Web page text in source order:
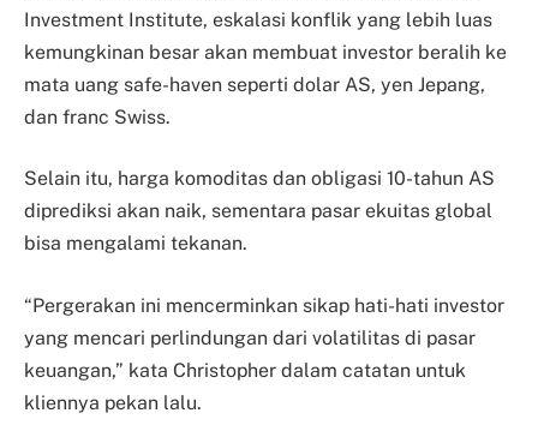
Investment Institute, eskalasi konflik yang lebih luas
kemungkinan besar akan membuat investor beralih ke
mata uang safe-haven seperti dolar AS, yen Jepang,
dan franc Swiss.
Selain itu, harga komoditas dan obligasi 10-tahun AS
diprediksi akan naik, sementara pasar ekuitas global
bisa mengalami tekanan.
“Pergerakan ini mencerminkan sikap hati-hati investor
yang mencari perlindungan dari volatilitas di pasar
keuangan,” kata Christopher dalam catatan untuk
kliennya pekan lalu.